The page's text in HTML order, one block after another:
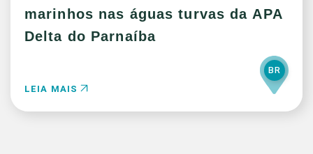
marinhos nas águas turvas da APA
Delta do Parnaíba
LEIA MAIS
BR